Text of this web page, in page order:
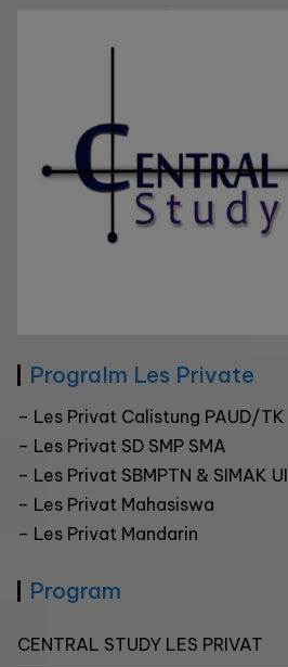
Progralm Les Private
– Les Privat Calistung PAUD/TK
– Les Privat SD SMP SMA
– Les Privat SBMPTN & SIMAK UI
– Les Privat Mahasiswa
– Les Privat Mandarin
Program
CENTRAL STUDY LES PRIVAT